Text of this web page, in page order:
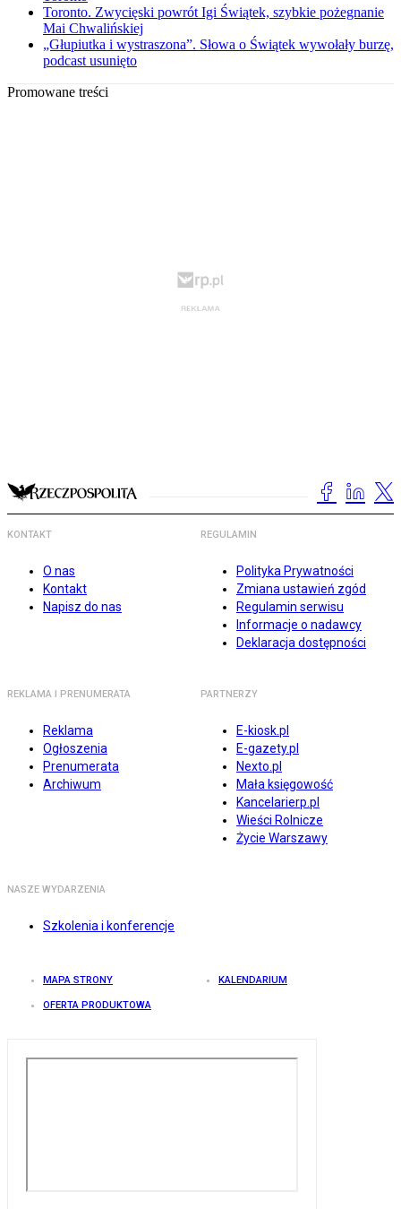
Toronto. Zwycięski powrót Igi Świątek, szybkie pożegnanie
Mai Chwalińskiej
„Głupiutka i wystraszona”. Słowa o Świątek wywołały burzę,
podcast usunięto
Promowane treści
KONTAKT
O nas
Kontakt
Napisz do nas
REGULAMIN
Polityka Prywatności
Zmiana ustawień zgód
Regulamin serwisu
Informacje o nadawcy
Deklaracja dostępności
REKLAMA I PRENUMERATA
Reklama
Ogłoszenia
Prenumerata
Archiwum
PARTNERZY
E-kiosk.pl
E-gazety.pl
Nexto.pl
Mała księgowość
Kancelarierp.pl
Wieści Rolnicze
Życie Warszawy
NASZE WYDARZENIA
Szkolenia i konferencje
MAPA STRONY KALENDARIUM
OFERTA PRODUKTOWA